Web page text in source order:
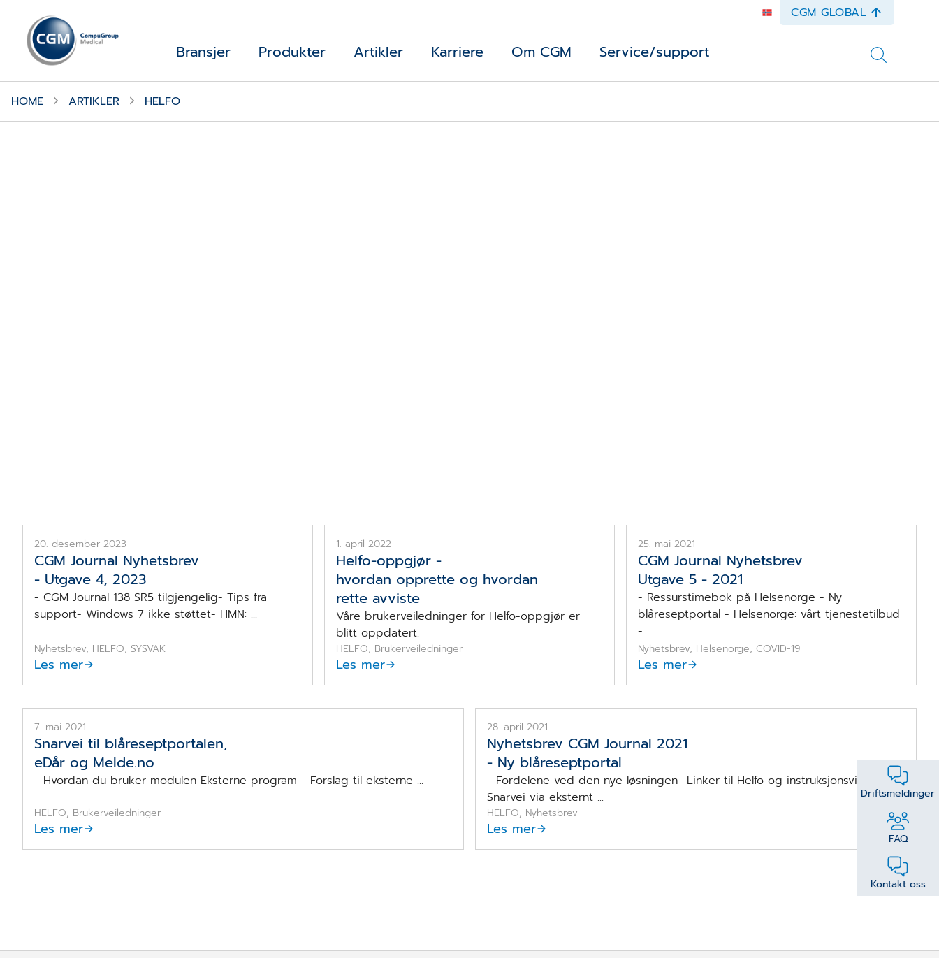
Driftsmeldinger
FAQ
Kontakt oss
CGM GLOBAL
Bransjer Produkter Artikler Karriere Om CGM Service/support
HOME ARTIKLER HELFO
CGM Journal Nyhetsbrev nr 4, 2023. Jul.
20. desember 2023
CGM Journal Nyhetsbrev
- Utgave 4, 2023
- CGM Journal 138 SR5 tilgjengelig- Tips fra
support- Windows 7 ikke støttet- HMN: ...
Nyhetsbrev, HELFO, SYSVAK
Les mer
1. april 2022
Helfo-oppgjør -
hvordan opprette og hvordan
rette avviste
Våre brukerveiledninger for Helfo-oppgjør er
blitt oppdatert.
HELFO, Brukerveiledninger
Les mer
25. mai 2021
CGM Journal Nyhetsbrev
Utgave 5 - 2021
- Ressurstimebok på Helsenorge - Ny
blåreseptportal - Helsenorge: vårt tjenestetilbud
- ...
Nyhetsbrev, Helsenorge, COVID-19
Les mer
7. mai 2021
Snarvei til blåreseptportalen,
eDår og Melde.no
- Hvordan du bruker modulen Eksterne program - Forslag til eksterne ...
HELFO, Brukerveiledninger
Les mer
28. april 2021
Nyhetsbrev CGM Journal 2021
- Ny blåreseptportal
- Fordelene ved den nye løsningen- Linker til Helfo og instruksjonsvideo-
Snarvei via eksternt ...
HELFO, Nyhetsbrev
Les mer